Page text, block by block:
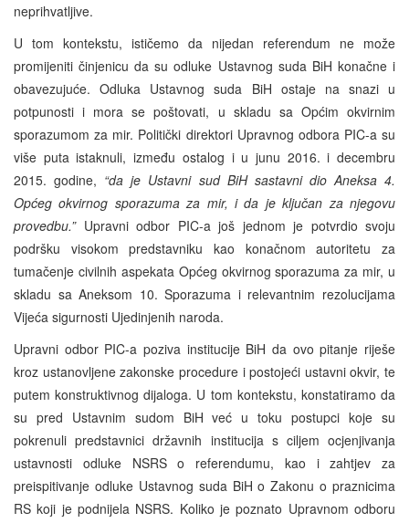
neprihvatljive.
U tom kontekstu, ističemo da nijedan referendum ne može
promijeniti činjenicu da su odluke Ustavnog suda BiH konačne i
obavezujuće. Odluka Ustavnog suda BiH ostaje na snazi u
potpunosti i mora se poštovati, u skladu sa Općim okvirnim
sporazumom za mir. Politički direktori Upravnog odbora PIC-a su
više puta istaknuli, između ostalog i u junu 2016. i decembru
2015. godine, “da je Ustavni sud BiH sastavni dio Aneksa 4.
Općeg okvirnog sporazuma za mir, i da je ključan za njegovu
provedbu.”Upravni odbor PIC-a još jednom je potvrdio svoju
podršku visokom predstavniku kao konačnom autoritetu za
tumačenje civilnih aspekata Općeg okvirnog sporazuma za mir, u
skladu sa Aneksom 10. Sporazuma i relevantnim rezolucijama
Vijeća sigurnosti Ujedinjenih naroda.
Upravni odbor PIC-a poziva institucije BiH da ovo pitanje riješe
kroz ustanovljene zakonske procedure i postojeći ustavni okvir, te
putem konstruktivnog dijaloga. U tom kontekstu, konstatiramo da
su pred Ustavnim sudom BiH već u toku postupci koje su
pokrenuli predstavnici državnih institucija s ciljem ocjenjivanja
ustavnosti odluke NSRS o referendumu, kao i zahtjev za
preispitivanje odluke Ustavnog suda BiH o Zakonu o praznicima
RS koji je podnijela NSRS. Koliko je poznato Upravnom odboru